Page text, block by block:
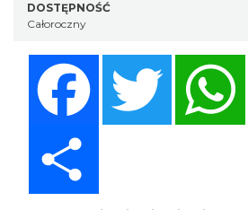
DOSTĘPNOŚĆ
Całoroczny
Twitter